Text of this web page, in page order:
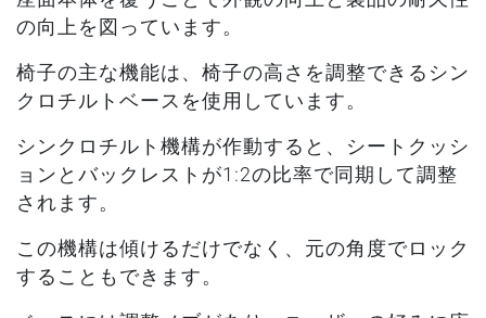
の向上を図っています。
椅子の主な機能は、椅子の高さを調整できるシン
クロチルトベースを使用しています。
シンクロチルト機構が作動すると、シートクッシ
ョンとバックレストが1:2の比率で同期して調整
されます。
この機構は傾けるだけでなく、元の角度でロック
することもできます。